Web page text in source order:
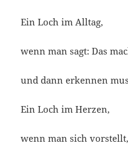
Ein Loch im Alltag,
wenn man sagt: Das
und dann erkennen
Ein Loch im Herzen,
wenn man sich